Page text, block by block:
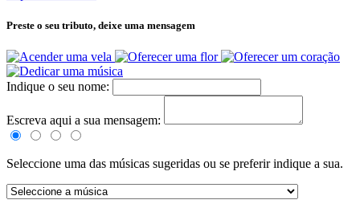
Preste o seu tributo, deixe uma mensagem
Indique o seu nome:
Escreva aqui a sua mensagem:
Seleccione uma das músicas sugeridas ou se preferir indique a sua.